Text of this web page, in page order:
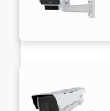
¿Es